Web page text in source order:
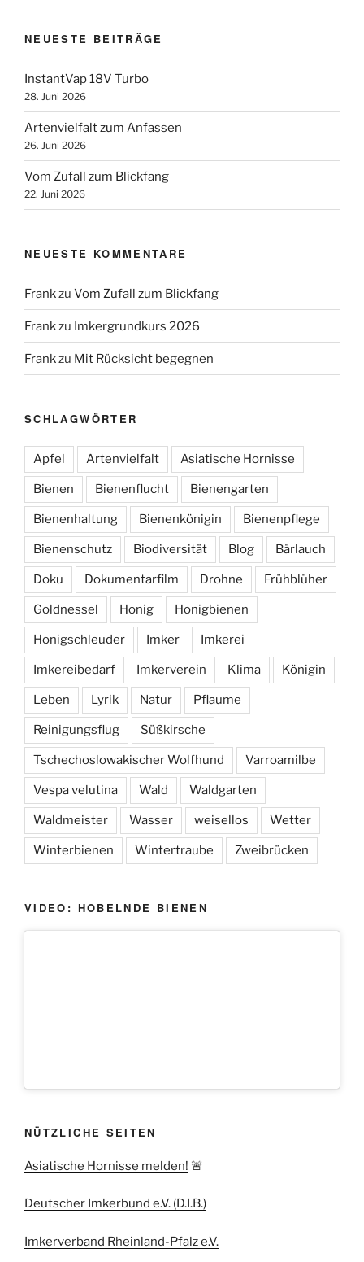
NEUESTE BEITRÄGE
InstantVap 18V Turbo
28. Juni 2026
Artenvielfalt zum Anfassen
26. Juni 2026
Vom Zufall zum Blickfang
22. Juni 2026
NEUESTE KOMMENTARE
Frankzu Vom Zufall zum Blickfang
Frankzu Imkergrundkurs 2026
Frankzu Mit Rücksicht begegnen
SCHLAGWÖRTER
Apfel Artenvielfalt Asiatische Hornisse
Bienen Bienenflucht Bienengarten
Bienenhaltung Bienenkönigin Bienenpflege
Bienenschutz Biodiversität Blog Bärlauch
Doku Dokumentarfilm Drohne Frühblüher
Goldnessel Honig Honigbienen
Honigschleuder Imker Imkerei
Imkereibedarf Imkerverein Klima Königin
Leben Lyrik Natur Pflaume
Reinigungsflug Süßkirsche
Tschechoslowakischer Wolfhund Varroamilbe
Vespa velutina Wald Waldgarten
Waldmeister Wasser weisellos Wetter
Winterbienen Wintertraube Zweibrücken
VIDEO: HOBELNDE BIENEN
NÜTZLICHE SEITEN
Asiatische Hornisse melden! 🚨
Deutscher Imkerbund e.V. (D.I.B.)
Imkerverband Rheinland-Pfalz e.V.